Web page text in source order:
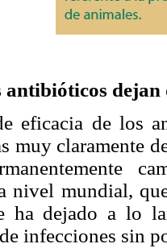
antibióticos dejan
eficacia de los
muy claramente
nivel mundial,
ha dejado a lo
infecciones sin